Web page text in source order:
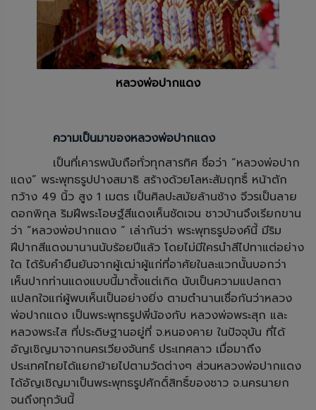
หลวงพ่อปากแดง
ความเป็นมาของหลวงพ่อปากแดง
เป็นที่เคารพนับถือทั่วทุกสารทิศ ชื่อว่า “หลวงพ่อปาก
แดง” พระพุทธรูปปางสมาธิ สร้างด้วยโลหะสัมฤทธิ์ หน้าตัก
กว้าง 49 นิ้ว สูง 1 เมตร เป็นศิลปะสมัยล้านช้าง จีวรเป็นลาย
ดอกพิกุล ริมฝีพระโอษฐ์สีแดงเห็นชัดเจน ชาวบ้านจึงเรียกขาน
ว่า “หลวงพ่อปากแดง “ เล่ากันว่า พระพุทธรูปองค์นี้ มีริม
ฝีปากสีแดงมานานนับร้อยปีแล้ว โดยไม่มีใครนำสีไปทาแต่อย่าง
ใด ได้รับคำยืนยันจากผู้เฒ่าผู้แก่ที่อาศัยในละแวกนั้นบอกว่า
เห็นปากท่านแดงแบบนี้มาตั้งแต่เกิด นับเป็นความแปลกตา
แปลกใจแก่ผู้พบเห็นเป็นอย่างยิ่ง ตามตำนานเชื่อกันว่าหลวง
พ่อปากแดง เป็นพระพุทธรูปพี่น้องกับ หลวงพ่อพระสุก และ
หลวงพระไส ที่ประดิษฐานอยู่ที่ จ.หนองคาย ในปัจจุบัน ที่ได้
อัญเชิญมาจากนครเวียงจันทร์ ประเทศลาว เมื่อมาถึง
ประเทศไทยได้แยกย้ายไปตามวัดต่างๆ ส่วนหลวงพ่อปากแดง
ได้อัญเชิญมาเป็นพระพุทธรูปศักดิ์สิทธิ์ของชาว จ.นครนายก
จนถึงทุกวันนี้